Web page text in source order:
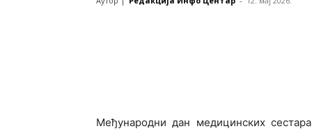
Међународни дан медицинских